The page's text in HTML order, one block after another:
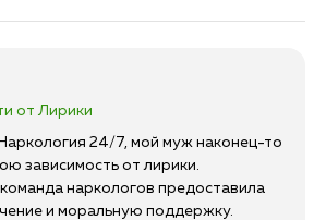
от Лирики
24/7, мой муж наконец-то
зависимость от лирики.
наркологов предоставила
и моральную поддержку.